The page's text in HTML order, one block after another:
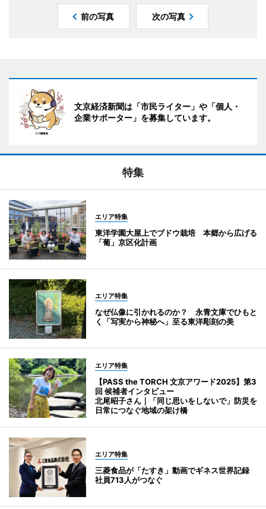
前の写真 次の写真
文京経済新聞は「市民ライター」や「個人・
企業サポーター」を募集しています。
特集
エリア特集
東洋学園大屋上でブドウ栽培 本郷から広げる
「葡」京区化計画
エリア特集
なぜ仏像に引かれるのか？ 永青文庫でひもと
く「写実から神秘へ」至る東洋彫刻の美
エリア特集
【PASS the TORCH 文京アワード2025】第3
回 候補者インタビュー
北尾昭子さん｜「同じ思いをしないで」防災を
日常につなぐ地域の架け橋
エリア特集
三菱食品が「たすき」動画でギネス世界記録
社員713人がつなぐ